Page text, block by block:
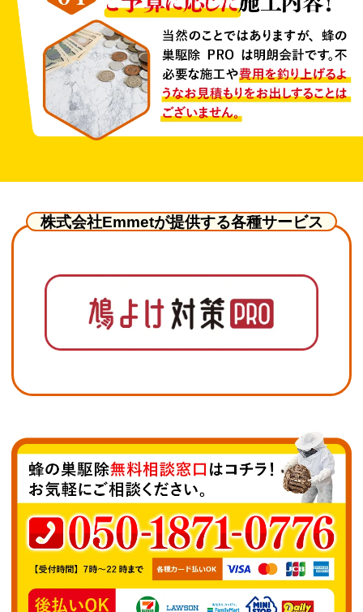
株式会社Emmetが提供する各種サービス